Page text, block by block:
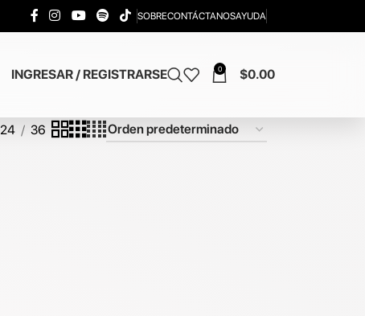
SOBRECONTÁCTANOSAYUDA
INGRESAR / REGISTRARSE 0 $0.00
24 36